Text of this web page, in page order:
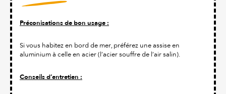
Préconisations de bon usage :
Si vous habitez en bord de mer, préférez une assise en
aluminium à celle en acier (l’acier souffre de l’air salin).
Conseils d’entretien :